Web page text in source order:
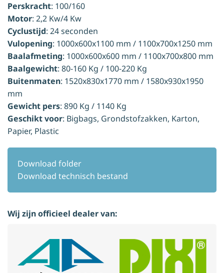
Perskracht: 100/160
Motor: 2,2 Kw/4 Kw
Cyclustijd: 24 seconden
Vulopening: 1000x600x1100 mm / 1100x700x1250 mm
Baalafmeting: 1000x600x600 mm / 1100x700x800 mm
Baalgewicht: 80-160 Kg / 100-220 Kg
Buitenmaten: 1520x830x1770 mm / 1580x930x1950
mm
Gewicht pers: 890 Kg / 1140 Kg
Geschikt voor: Bigbags, Grondstofzakken, Karton,
Papier, Plastic
Download folder
Download technisch bestand
Wij zijn officieel dealer van: